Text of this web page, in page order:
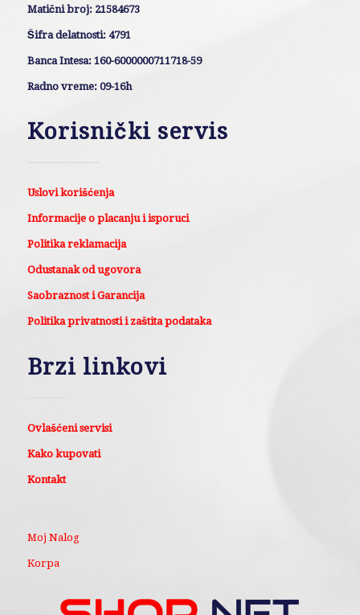
Matični broj: 21584673
Šifra delatnosti: 4791
Banca Intesa: 160-6000000711718-59
Radno vreme: 09-16h
Korisnički servis
Uslovi korišćenja
Informacije o placanju i isporuci
Politika reklamacija
Odustanak od ugovora
Saobraznost i Garancija
Politika privatnosti i zaštita podataka
Brzi linkovi
Ovlašćeni servisi
Kako kupovati
Kontakt
Moj Nalog
Korpa